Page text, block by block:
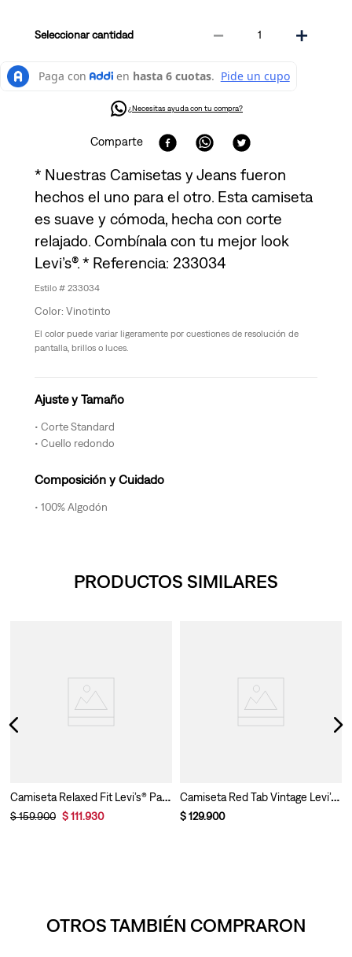
cantidad ＋
－
¿Necesitas ayuda con tu compra?
Comparte
* Nuestras Camisetas y Jeans fueron
hechos el uno para el otro. Esta camiseta
es suave y cómoda, hecha con corte
relajado. Combínala con tu mejor look
Levi’s®. * Referencia: 233034
233034
Vinotinto
El color puede variar ligeramente por cuestiones de resolución de
pantalla, brillos o luces.
Ajuste y Tamaño
Corte Standard
Cuello redondo
Composición y Cuidado
100% Algodón
PRODUCTOS SIMILARES
Camiseta Relaxed Fit Levi’s® Para Hombre
$159.900 $111.930
Camiseta Red Tab Vintage Levi’s® Para Hombre
$129.900
OTROS TAMBIÉN COMPRARON